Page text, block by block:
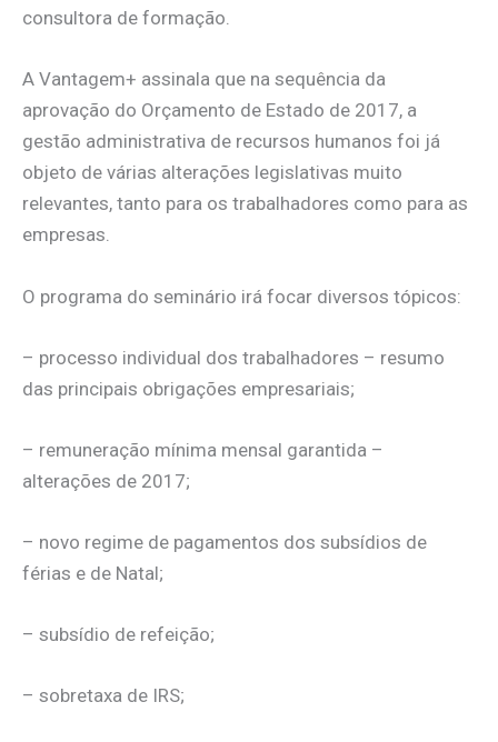
consultora de formação.
A Vantagem+ assinala que na sequência da
aprovação do Orçamento de Estado de 2017, a
gestão administrativa de recursos humanos foi já
objeto de várias alterações legislativas muito
relevantes, tanto para os trabalhadores como para as
empresas.
O programa do seminário irá focar diversos tópicos:
– processo individual dos trabalhadores – resumo
das principais obrigações empresariais;
– remuneração mínima mensal garantida –
alterações de 2017;
– novo regime de pagamentos dos subsídios de
férias e de Natal;
– subsídio de refeição;
– sobretaxa de IRS;